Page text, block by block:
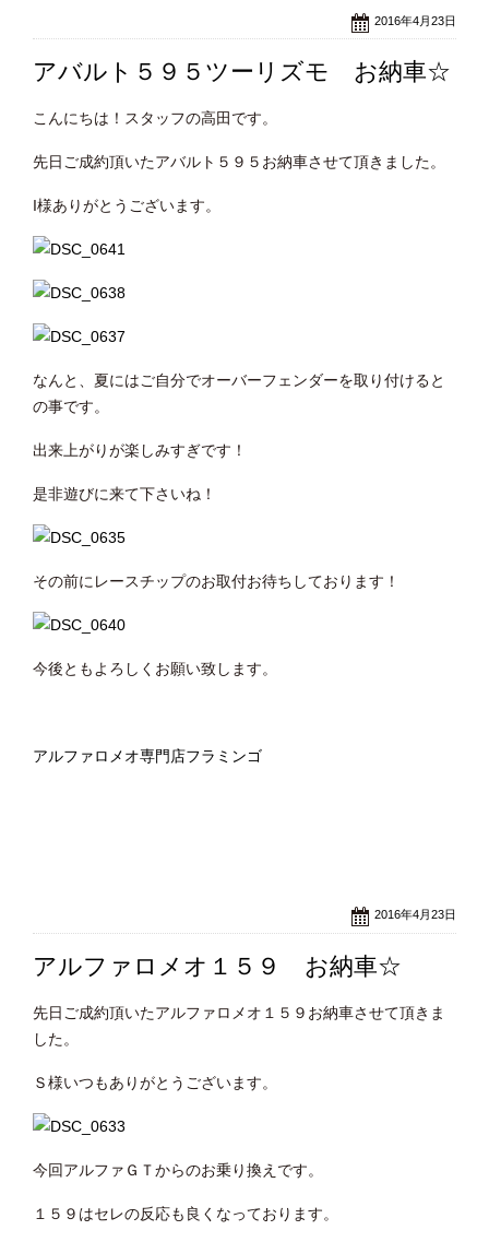
2016年4月23日
アバルト５９５ツーリズモ お納車☆
こんにちは！スタッフの高田です。
先日ご成約頂いたアバルト５９５お納車させて頂きました。
I様ありがとうございます。
なんと、夏にはご自分でオーバーフェンダーを取り付けると
の事です。
出来上がりが楽しみすぎです！
是非遊びに来て下さいね！
その前にレースチップのお取付お待ちしております！
今後ともよろしくお願い致します。
アルファロメオ専門店フラミンゴ
2016年4月23日
アルファロメオ１５９ お納車☆
先日ご成約頂いたアルファロメオ１５９お納車させて頂きま
した。
Ｓ様いつもありがとうございます。
今回アルファＧＴからのお乗り換えです。
１５９はセレの反応も良くなっております。